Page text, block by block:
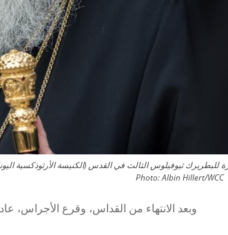
Photo:Albin Hillert/WCC
وبعد الانتهاء من القداس، وقرع الأجراس،